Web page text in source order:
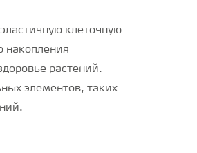
клеточную
накопления
растений.
элементов, таких